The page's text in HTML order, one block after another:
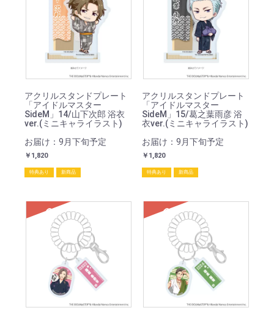
アクリルスタンドプレート
「アイドルマスター
SideM」14/山下次郎 浴衣
ver.(ミニキャライラスト)
お届け：9月下旬予定
￥1,820
特典あり 新商品
アクリルスタンドプレート
「アイドルマスター
SideM」15/葛之葉雨彦 浴
衣ver.(ミニキャライラスト)
お届け：9月下旬予定
￥1,820
特典あり 新商品
SOLD SOLD